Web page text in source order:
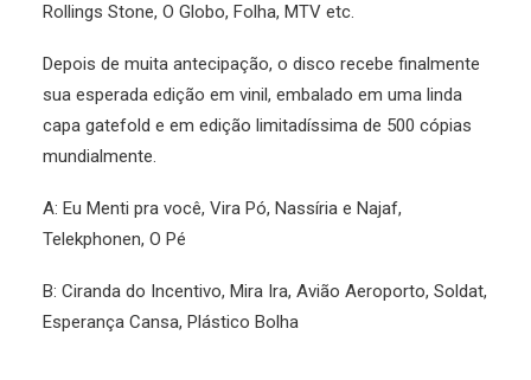
Rollings Stone, O Globo, Folha, MTV etc.
Depois de muita antecipação, o disco recebe finalmente
sua esperada edição em vinil, embalado em uma linda
capa gatefold e em edição limitadíssima de 500 cópias
mundialmente.
A: Eu Menti pra você, Vira Pó, Nassíria e Najaf,
Telekphonen, O Pé
B: Ciranda do Incentivo, Mira Ira, Avião Aeroporto, Soldat,
Esperança Cansa, Plástico Bolha